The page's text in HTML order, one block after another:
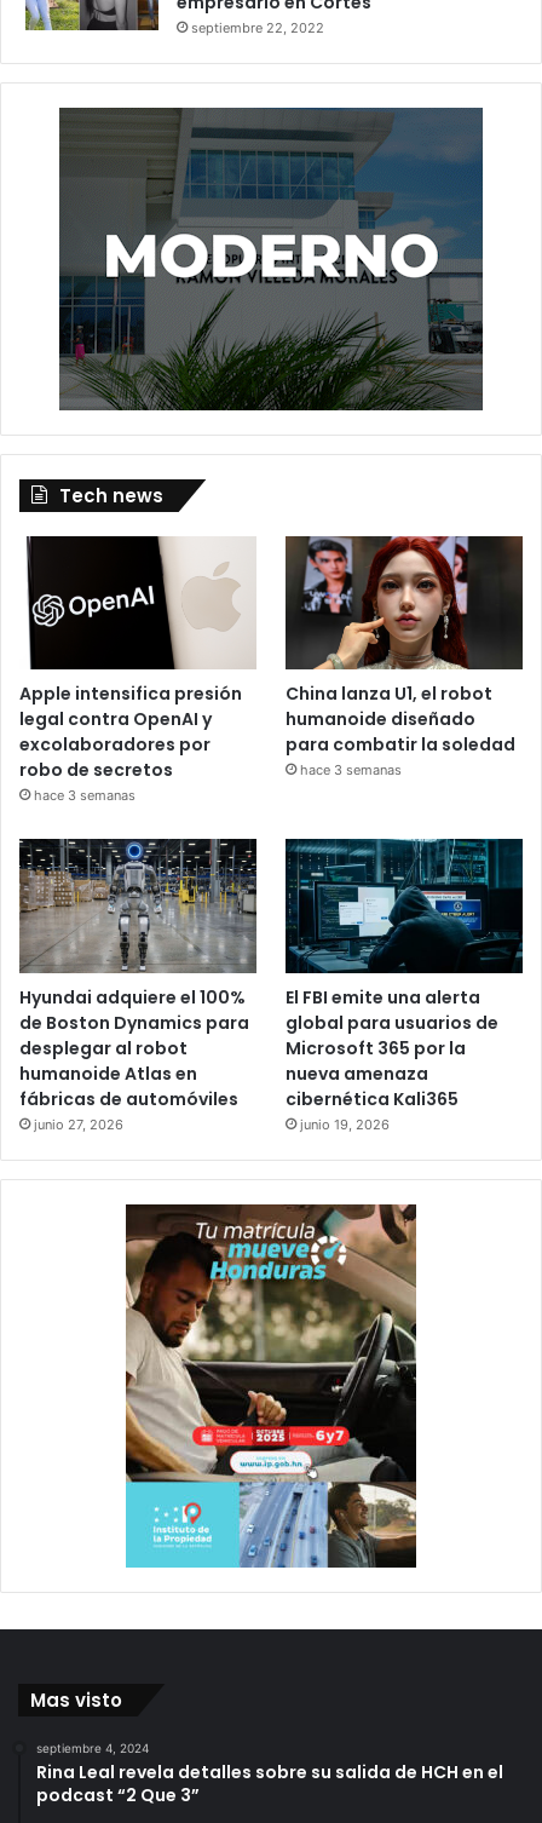
septiembre 22, 2022
Tech news
Apple intensifica presión
legal contra OpenAI y
excolaboradores por
robo de secretos
hace 3 semanas
China lanza U1, el robot
humanoide diseñado
para combatir la soledad
hace 3 semanas
Hyundai adquiere el 100%
de Boston Dynamics para
desplegar al robot
humanoide Atlas en
fábricas de automóviles
junio 27, 2026
El FBI emite una alerta
global para usuarios de
Microsoft 365 por la
nueva amenaza
cibernética Kali365
junio 19, 2026
Mas visto
septiembre 4, 2024
Rina Leal revela detalles sobre su salida de HCH en el
podcast “2 Que 3”